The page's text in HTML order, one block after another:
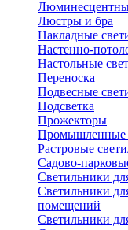
Люстры и бра
Накладные
Настенно-
Настольные
Переноска
Подвесные
Подсветка
Прожекторы
Промышленные
Растровые
Садово-
Светильники
Светильники
помещений
Светильники